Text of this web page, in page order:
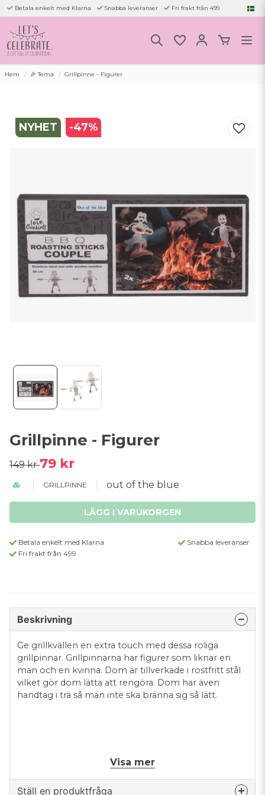
Betala enkelt med Klarna Snabba leveranser Fri frakt från 499
Hem 🎉 Tema Grillpinne - Figurer
NYHET -47%
Grillpinne - Figurer
149 kr79 kr
GRILLPINNE out of the blue
LÄGG I VARUKORGEN
Betala enkelt med Klarna
Snabba leveranser
Fri frakt från 499
Beskrivning
Ge grillkvällen en extra touch med dessa roliga
grillpinnar. Grillpinnarna har figurer som liknar en
man och en kvinna. Dom är tillverkade i rostfritt stål
vilket gör dom lätta att rengöra. Dom har även
handtag i trä så man inte ska bränna sig så lätt.
Visa mer
Ställ en produktfråga